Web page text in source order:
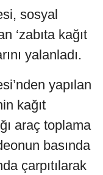
sosyal
‘zabıta kağıt
yalanladı.
yapılan
kağıt
araç toplama
basında
çarpıtılarak